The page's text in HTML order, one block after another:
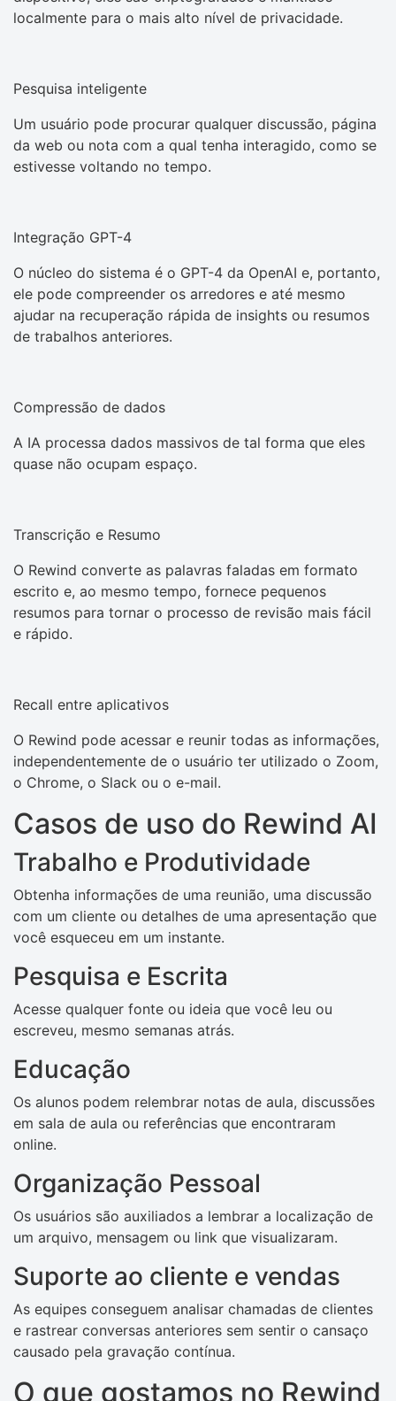
localmente para o mais alto nível de privacidade.
Pesquisa inteligente
Um usuário pode procurar qualquer discussão, página
da web ou nota com a qual tenha interagido, como se
estivesse voltando no tempo.
Integração GPT-4
O núcleo do sistema é o GPT-4 da OpenAI e, portanto,
ele pode compreender os arredores e até mesmo
ajudar na recuperação rápida de insights ou resumos
de trabalhos anteriores.
Compressão de dados
A IA processa dados massivos de tal forma que eles
quase não ocupam espaço.
Transcrição e Resumo
O Rewind converte as palavras faladas em formato
escrito e, ao mesmo tempo, fornece pequenos
resumos para tornar o processo de revisão mais fácil
e rápido.
Recall entre aplicativos
O Rewind pode acessar e reunir todas as informações,
independentemente de o usuário ter utilizado o Zoom,
o Chrome, o Slack ou o e-mail.
Casos de uso do Rewind AI
Trabalho e Produtividade
Obtenha informações de uma reunião, uma discussão
com um cliente ou detalhes de uma apresentação que
você esqueceu em um instante.
Pesquisa e Escrita
Acesse qualquer fonte ou ideia que você leu ou
escreveu, mesmo semanas atrás.
Educação
Os alunos podem relembrar notas de aula, discussões
em sala de aula ou referências que encontraram
online.
Organização Pessoal
Os usuários são auxiliados a lembrar a localização de
um arquivo, mensagem ou link que visualizaram.
Suporte ao cliente e vendas
As equipes conseguem analisar chamadas de clientes
e rastrear conversas anteriores sem sentir o cansaço
causado pela gravação contínua.
O que gostamos no Rewind